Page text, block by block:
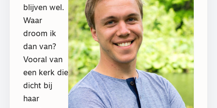
blijven wel.
Waar
droom ik
dan van?
Vooral van
een kerk die
dicht bij
haar